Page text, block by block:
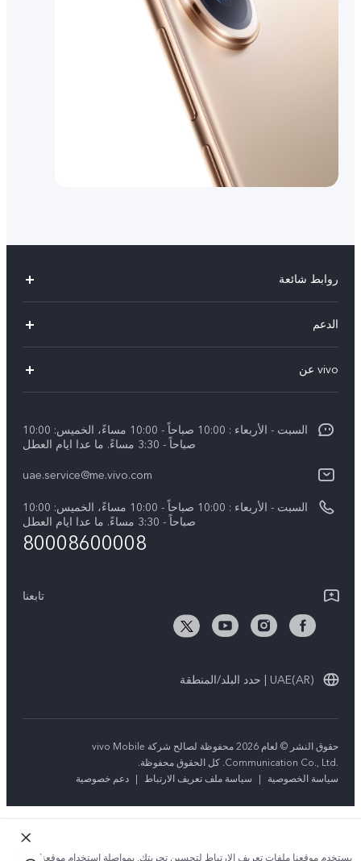
روابط شائعة
X200 FE (New)
Y39 5G
Y04
الدعم
Funtouch OS
بيان الخصوصية بشأن خدمة العملاء
تنزيل جداول LUT لاستعادة السجل
vivo عن
الأخبار
الإشعارات القانونية
نبذة عنا
الأخبار
السبت - الأربعاء : 10:00 صباحاً - 10:00 مساءً، الخميس: 10:00
صباحاً - 3:30 مساءً. ما عدا ايام العطل
uae.service@me.vivo.com
السبت - الأربعاء : 10:00 صباحاً - 10:00 مساءً، الخميس: 10:00
صباحاً - 3:30 مساءً. ما عدا ايام العطل
80008600008
تابعنا
UAE(AR) | حدد البلد/المنطقة
حقوق النشر © لعام 2026 محفوظة لصالح شركة vivo Mobile
Communication Co., Ltd.‎. كل الحقوق محفوظة.
سياسة الخصوصية
| سياسة ملف تعريف الارتباط | دعم خصوصية
يستخدم موقعنا ملفات تعريف الارتباط لتحسين تجربتك. بمواصلة استخدام موقعنا؛